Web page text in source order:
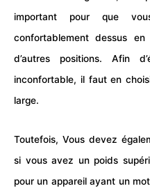
important pour que
confortablement dessus
d’autres positions. Afin
inconfortable, il faut en
large.
Toutefois, Vous devez
si vous avez un poids
pour un appareil ayant un